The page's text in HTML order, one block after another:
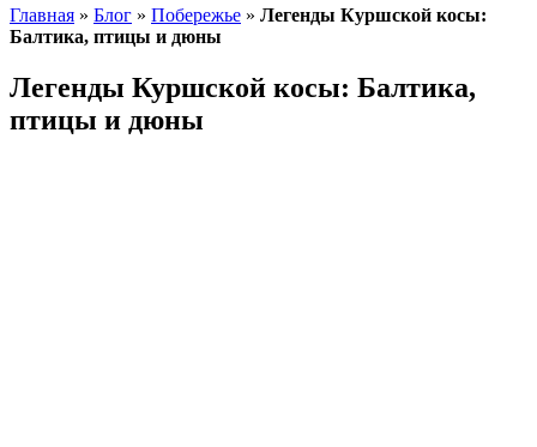
Главная » Блог » Побережье » Легенды Куршской косы:
Балтика, птицы и дюны
Легенды Куршской косы: Балтика,
птицы и дюны